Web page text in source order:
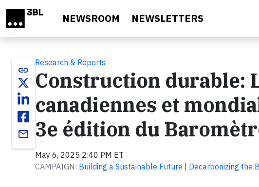
NEWSROOM NEWSLETTERS
link
email
Research & Reports
Construction durable:
canadiennes et
3e édition du
May 6, 2025 2:40 PM ET
CAMPAIGN: Building a Sustainable Future | Decarbonizing the